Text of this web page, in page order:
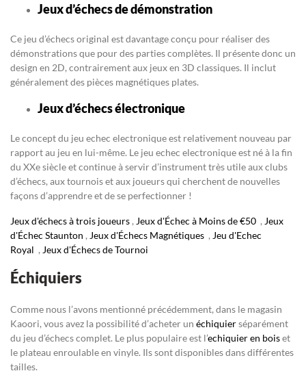
Jeux d’échecs de démonstration
Ce jeu d’échecs original est davantage conçu pour réaliser des
démonstrations que pour des parties complètes. Il présente donc un
design en 2D, contrairement aux jeux en 3D classiques. Il inclut
généralement des pièces magnétiques plates.
Jeux d’échecs électronique
Le concept du jeu echec electronique est relativement nouveau par
rapport au jeu en lui-même. Le jeu echec electronique est né à la fin
du XXe siècle et continue à servir d’instrument très utile aux clubs
d’échecs, aux tournois et aux joueurs qui cherchent de nouvelles
façons d’apprendre et de se perfectionner !
Jeux d'échecs à trois joueurs , Jeux d'Échec à Moins de €50 , Jeux
d'Échec Staunton , Jeux d'Échecs Magnétiques , Jeu d'Echec
Royal , Jeux d'Échecs de Tournoi
Échiquiers
Comme nous l’avons mentionné précédemment, dans le magasin
Kaoori, vous avez la possibilité d’acheter un échiquierséparément
du jeu d’échecs complet. Le plus populaire est l’echiquier en boiset
le plateau enroulable en vinyle. Ils sont disponibles dans différentes
tailles.